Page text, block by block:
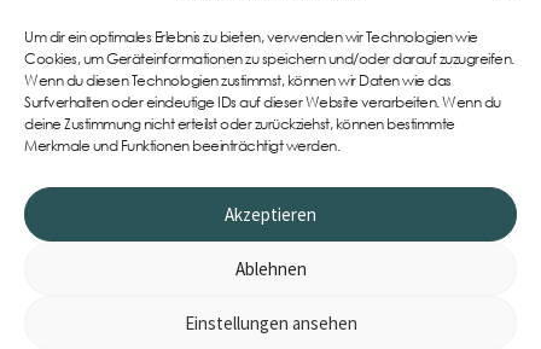
Um dir ein optimales Erlebnis zu bieten, verwenden wir Technologien wie
Cookies, um Geräteinformationen zu speichern und/oder darauf zuzugreifen.
Wenn du diesen Technologien zustimmst, können wir Daten wie das
Surfverhalten oder eindeutige IDs auf dieser Website verarbeiten. Wenn du
deine Zustimmung nicht erteilst oder zurückziehst, können bestimmte
Merkmale und Funktionen beeinträchtigt werden.
Akzeptieren
Ablehnen
Einstellungen ansehen
Support